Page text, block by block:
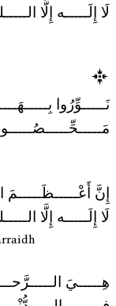
لَا إِلَـــــه إِلَّا
نَـــــوِّرُوا
إِنَّ أَعْـــــظَـــــمَ
لَا إِلَـــــه إِلَّا
هِـــــيَ